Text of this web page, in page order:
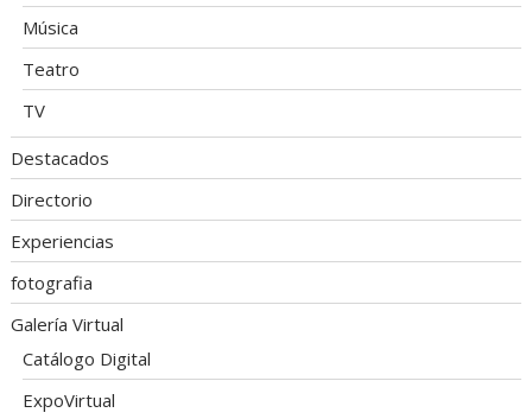
Música
Teatro
TV
Destacados
Directorio
Experiencias
fotografia
Galería Virtual
Catálogo Digital
ExpoVirtual